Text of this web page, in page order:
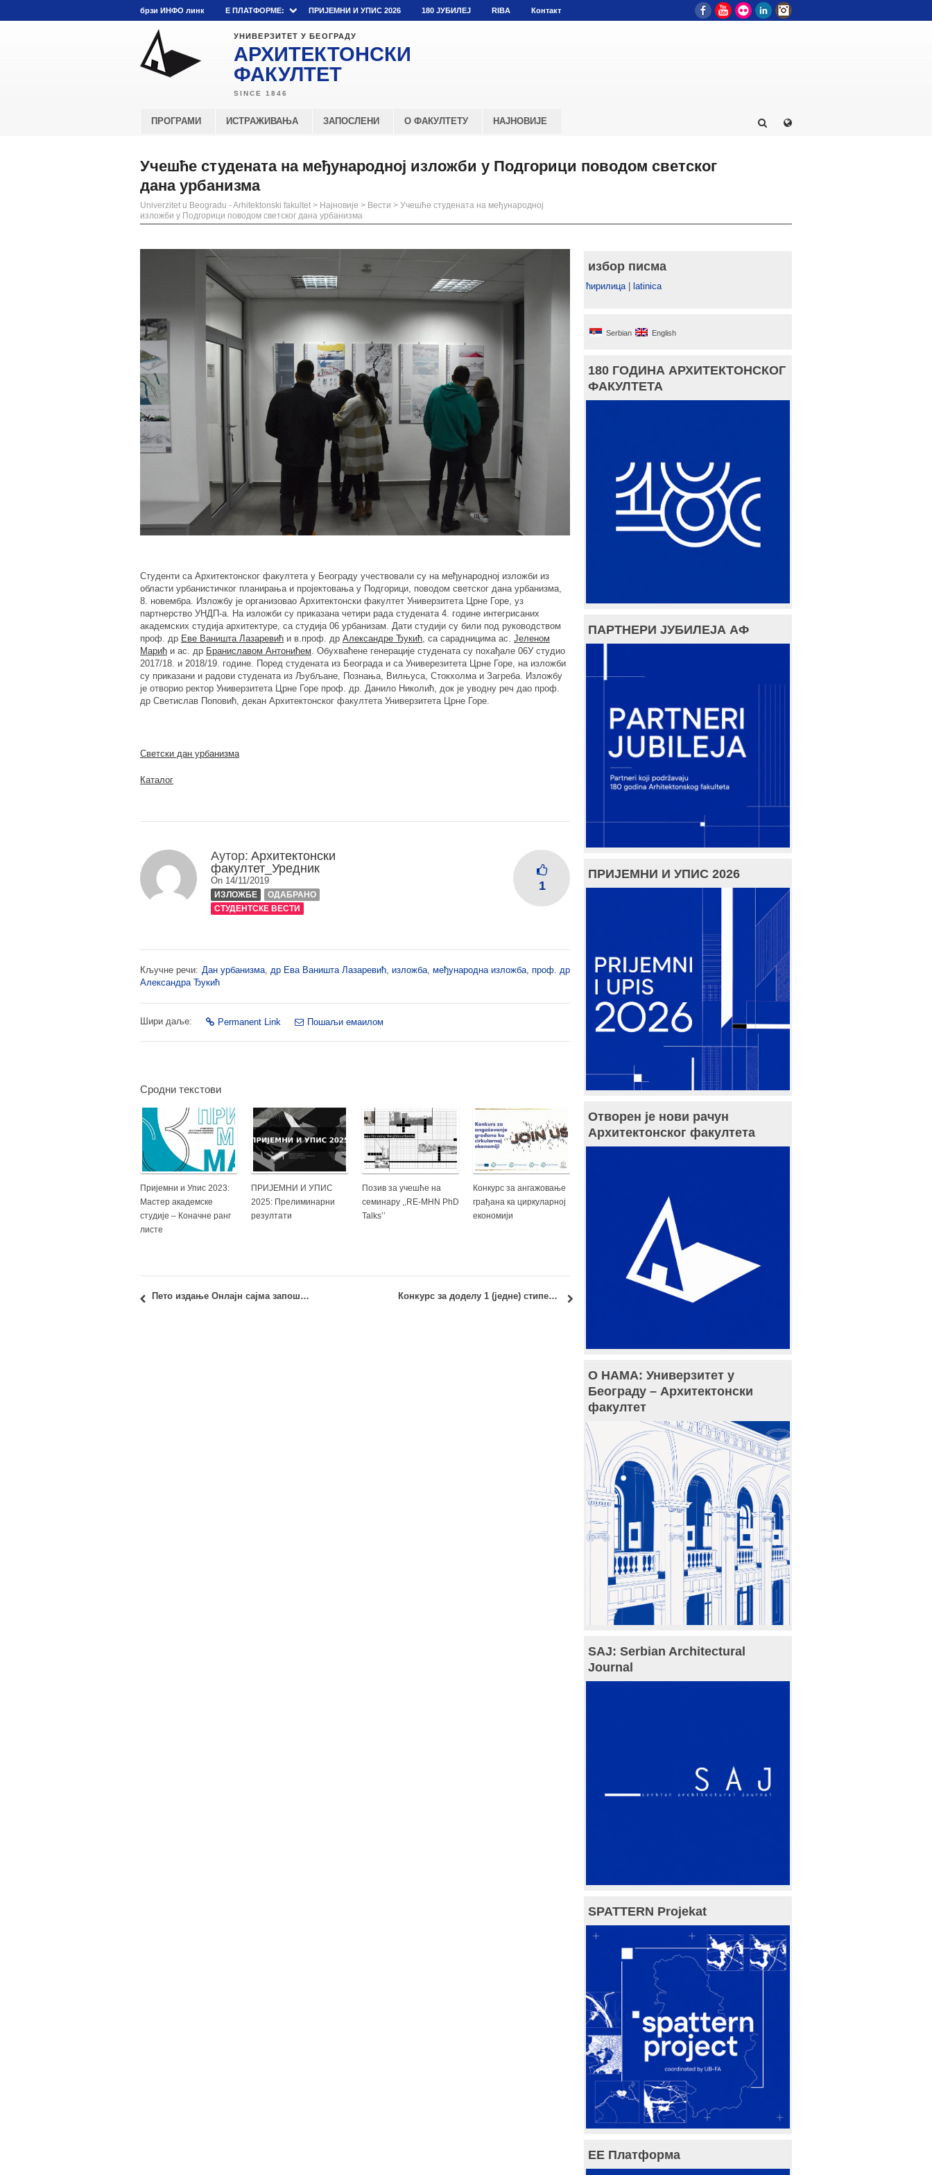
брзи ИНФО линк E ПЛАТФОРМЕ: ПРИЈЕМНИ И УПИС 2026 180 ЈУБИЛЕЈ RIBA Контакт FacebookYouTube
Flickr LinkedIn
УНИВЕРЗИТЕТ У БЕОГРАДУ
АРХИТЕКТОНСКИ
ФАКУЛТЕТ
ПРОГРАМИ ИСТРАЖИВАЊА ЗАПОСЛЕНИ О ФАКУЛТЕТУ НАЈНОВИЈЕ
Учешће студената на међународној изложби у Подгорици поводом светског
дана урбанизма
Univerzitet u Beogradu - Arhitektonski fakultet > Најновије > Вести > Учешће студената на међународној
изложби у Подгорици поводом светског дана урбанизма
Студенти са Архитектонског факултета у Београду учествовали су на међународној изложби из
области урбанистичког планирања и пројектовања у Подгорици, поводом светског дана урбанизма,
8. новембра. Изложбу је организовао Архитектонски факултет Универзитета Црне Горе, уз
партнерство УНДП-а. На изложби су приказана четири рада студената 4. године интегрисаних
академских студија архитектуре, са студија 06 урбанизам. Дати студији су били под руководством
проф. др Еве Ваништа Лазаревић и в.проф. др Александре Ђукић , са сарадницима ас. Јеленом
Марић и ас. др Браниславом Антонићем . Обухваћене генерације студената су похађале 06У студио
2017/18. и 2018/19. године. Поред студената из Београда и са Универезитета Црне Горе, на изложби
су приказани и радови студената из Љубљане, Познања, Вилњуса, Стокхолма и Загребa. Изложбу
је отворио ректор Универзитета Црне Горе проф. др. Данило Николић, док је уводну реч дао проф.
др Светислав Поповић, декан Архитектонског факултета Универзитета Црне Горе.
Светски дан урбанизма
Каталог
Аутор: Архитектонски
факултет_Уредник
On 14/11/2019
ИЗЛОЖБЕ
ОДАБРАНО
СТУДЕНТСКЕ ВЕСТИ
1
Кључне речи: Дан урбанизма др Ева Ваништа Лазаревић изложба међународна изложба проф. др
Александра Ђукић
Шири даље: Permanent Link Пошаљи емаилом
Сродни текстови
Пријемни и Упис 2023:
Мастер академске
студије – Коначне ранг
листе
ПРИЈЕМНИ И УПИС
2025: Прелиминарни
резултати
Позив за учешће на
семинару ,,RE-MHN PhD
Talks’’
Конкурс за ангажовање
грађана ка циркуларној
економији
Пето издање Онлајн сајма запошљавања Конкурс за доделу 1 (једне) стипендије Фондације Милана Стефaновића-Смедеревца и супруге Даринке
избор писма
ћирилица| latinica
Serbian English
180 ГОДИНА АРХИТЕКТОНСКОГ
ФАКУЛТЕТА
ПАРТНЕРИ ЈУБИЛЕЈА АФ
ПРИЈЕМНИ И УПИС 2026
Отворен је нови рачун
Архитектонског факултета
О НАМА: Универзитет у
Београду – Архитектонски
факултет
SAJ: Serbian Architectural
Journal
SPATTERN Projekat
ЕЕ Платформа